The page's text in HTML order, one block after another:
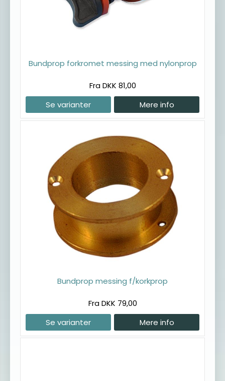
Bundprop forkromet messing med nylonprop
Fra DKK 81,00
Se varianter
Mere info
Bundprop messing f/korkprop
Fra DKK 79,00
Se varianter
Mere info